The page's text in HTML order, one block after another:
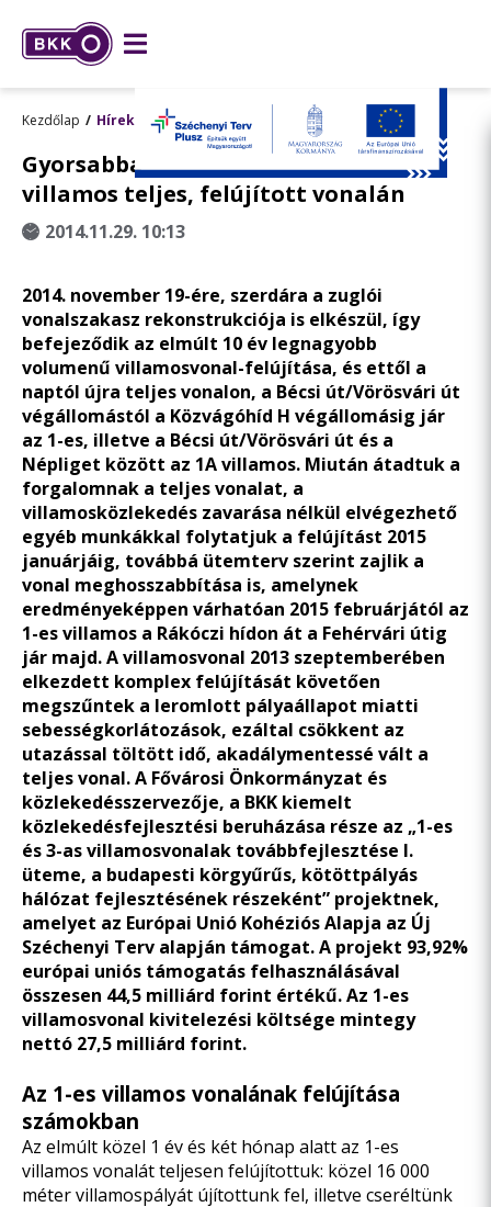
Kezdőlap Hírek
Gyorsabban, kényelmesebben az 1-es
villamos teljes, felújított vonalán
2014.11.29. 10:13
2014. november 19-ére, szerdára a zuglói
vonalszakasz rekonstrukciója is elkészül, így
befejeződik az elmúlt 10 év legnagyobb
volumenű villamosvonal-felújítása, és ettől a
naptól újra teljes vonalon, a Bécsi út/Vörösvári út
végállomástól a Közvágóhíd H végállomásig jár
az 1-es, illetve a Bécsi út/Vörösvári út és a
Népliget között az 1A villamos. Miután átadtuk a
forgalomnak a teljes vonalat, a
villamosközlekedés zavarása nélkül elvégezhető
egyéb munkákkal folytatjuk a felújítást 2015
januárjáig, továbbá ütemterv szerint zajlik a
vonal meghosszabbítása is, amelynek
eredményeképpen várhatóan 2015 februárjától az
1-es villamos a Rákóczi hídon át a Fehérvári útig
jár majd. A villamosvonal 2013 szeptemberében
elkezdett komplex felújítását követően
megszűntek a leromlott pályaállapot miatti
sebességkorlátozások, ezáltal csökkent az
utazással töltött idő, akadálymentessé vált a
teljes vonal. A Fővárosi Önkormányzat és
közlekedésszervezője, a BKK kiemelt
közlekedésfejlesztési beruházása része az „1-es
és 3-as villamosvonalak továbbfejlesztése I.
üteme, a budapesti körgyűrűs, kötöttpályás
hálózat fejlesztésének részeként” projektnek,
amelyet az Európai Unió Kohéziós Alapja az Új
Széchenyi Terv alapján támogat. A projekt 93,92%
európai uniós támogatás felhasználásával
összesen 44,5 milliárd forint értékű. Az 1-es
villamosvonal kivitelezési költsége mintegy
nettó 27,5 milliárd forint.
Az 1-es villamos vonalának felújítása
számokban
Az elmúlt közel 1 év és két hónap alatt az 1-es
villamos vonalát teljesen felújítottuk: közel 16 000
méter villamospályát újítottunk fel, illetve cseréltünk